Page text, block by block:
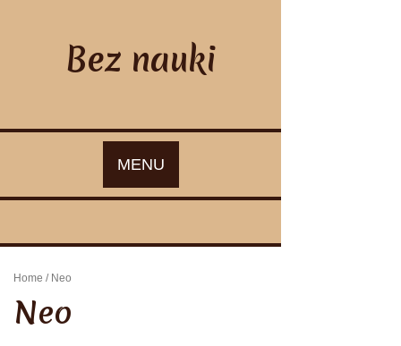
Bez nauki
MENU
Home / Neo
Neo